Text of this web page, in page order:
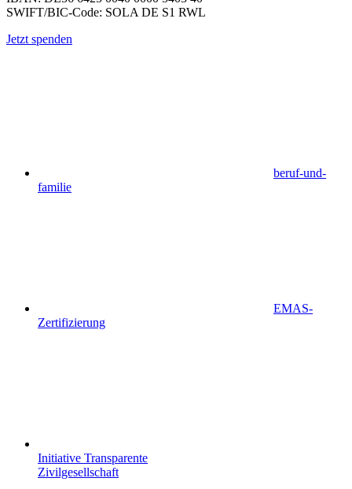
SWIFT/BIC-Code: SOLA DE S1 RWL
Jetzt spenden
beruf-und-
familie
EMAS-
Zertifizierung
Initiative Transparente
Zivilgesellschaft